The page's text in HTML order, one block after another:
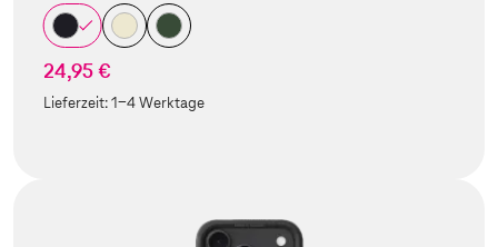
24,95 €
Lieferzeit:1-4 Werktage